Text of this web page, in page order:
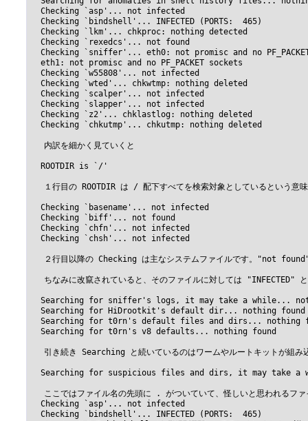
  Checking `asp'... not infected
  Checking `bindshell'... INFECTED (PORTS:  465)
  Checking `lkm'... chkproc: nothing detected
  Checking `rexedcs'... not found
Checking `sniffer'... eth0: not promisc and no
  eth1: not promisc and no PF_PACKET sockets
  Checking `w55808'... not infected
  Checking `wted'... chkwtmp: nothing deleted
  Checking `scalper'... not infected
  Checking `slapper'... not infected
  Checking `z2'... chklastlog: nothing deleted
  Checking `chkutmp'... chkutmp: nothing deleted
内訳を細かく見ていくと
  ROOTDIR is `/'
１行目の ROOTDIR は / 配下すべてを検索対象としているという意
  Checking `basename'... not infected
  Checking `biff'... not found
  Checking `chfn'... not infected
  Checking `chsh'... not infected
２行目以降の Checking は主なシステムファイルです。"not found"
ちなみに改竄されていると、そのファイルに対しては "INFECTED"
Searching for sniffer's logs, it may take a while...
  Searching for HiDrootkit's default dir... nothing found
Searching for t0rn's default files and dirs... nothing
  Searching for t0rn's v8 defaults... nothing found
引き続き Searching と続いているのはワームやルートキットが組み
Searching for suspicious files and dirs, it may take a
ここではファイル名の先頭に . がついていて、怪しいと思われるファ
  Checking `asp'... not infected
  Checking `bindshell'... INFECTED (PORTS:  465)